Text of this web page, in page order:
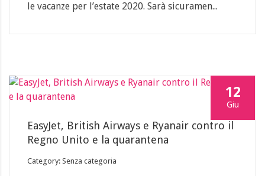
le vacanze per l’estate 2020. Sarà sicuramen...
12
Giu
EasyJet, British Airways e Ryanair contro il
Regno Unito e la quarantena
Category: Senza categoria